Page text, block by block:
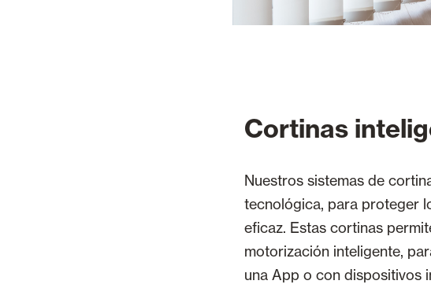
Cortinas
Nuestros sistemas de
tecnológica, para proteger
eficaz. Estas cortinas
motorización inteligente,
una App o con dispositivos